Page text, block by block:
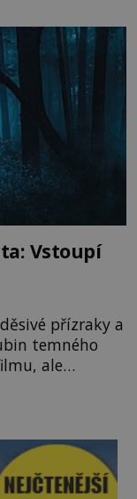
po
se svědectví
Vstoupí
přízraky a
temného
ale
které jsou
A odvážili